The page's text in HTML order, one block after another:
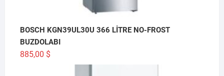
BOSCH KGN39UL30U 366 LİTRE NO-FROST
BUZDOLABI
885,00 $